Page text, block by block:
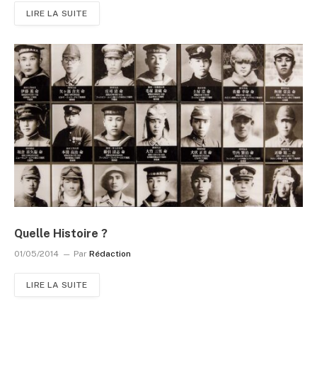
LIRE LA SUITE
Quelle Histoire ?
01/05/2014 Par Rédaction
LIRE LA SUITE